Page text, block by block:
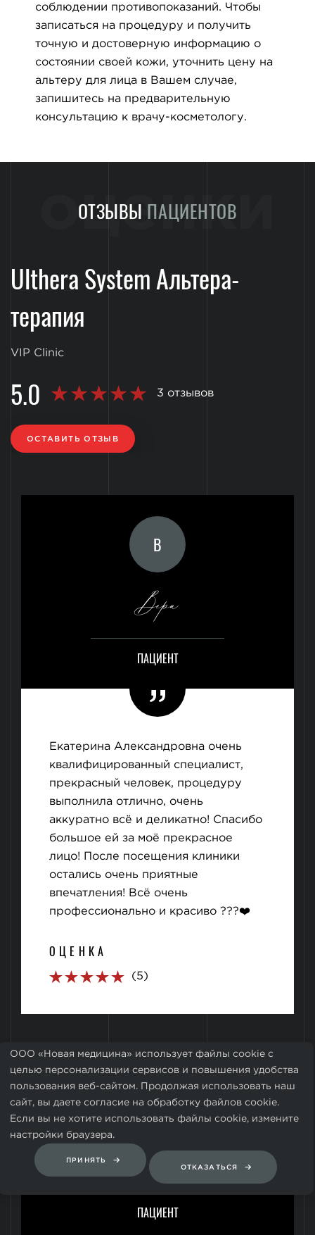
соблюдении противопоказаний. Чтобы
записаться на процедуру и получить
точную и достоверную информацию о
состоянии своей кожи, уточнить цену на
альтеру для лица в Вашем случае,
запишитесь на предварительную
консультацию к врачу-косметологу.
ОТЗЫВЫ ПАЦИЕНТОВ
оценки
Ulthera System Альтера-
терапия
VIP Clinic
5.0 3 отзывов
ОСТАВИТЬ ОТЗЫВ
В
Вера
ПАЦИЕНТ
Екатерина Александровна очень
квалифицированный специалист,
прекрасный человек, процедуру
выполнила отлично, очень
аккуратно всё и деликатно! Спасибо
большое ей за моё прекрасное
лицо! После посещения клиники
остались очень приятные
впечатления! Всё очень
профессионально и красиво ???❤️
ОЦЕНКА
(5)
ОН
Ольга Николаевна
ПАЦИЕНТ
ООО «Новая медицина» использует файлы cookie с
целью персонализации сервисов и повышения удобства
пользования веб-сайтом. Продолжая использовать наш
сайт, вы даете согласие на обработку файлов cookie.
Если вы не хотите использовать файлы cookie, измените
настройки браузера.
ПРИНЯТЬ
ОТКАЗАТЬСЯ